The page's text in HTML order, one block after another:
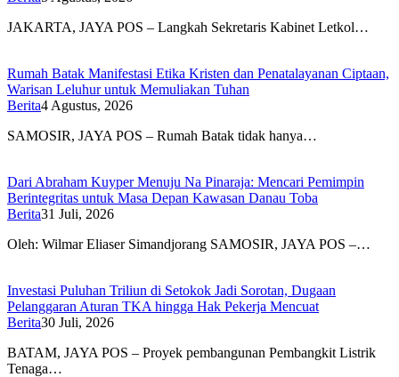
JAKARTA, JAYA POS – Langkah Sekretaris Kabinet Letkol…
Rumah Batak Manifestasi Etika Kristen dan Penatalayanan Ciptaan,
Warisan Leluhur untuk Memuliakan Tuhan
Berita4 Agustus, 2026
SAMOSIR, JAYA POS – Rumah Batak tidak hanya…
Dari Abraham Kuyper Menuju Na Pinaraja: Mencari Pemimpin
Berintegritas untuk Masa Depan Kawasan Danau Toba
Berita31 Juli, 2026
Oleh: Wilmar Eliaser Simandjorang SAMOSIR, JAYA POS –…
Investasi Puluhan Triliun di Setokok Jadi Sorotan, Dugaan
Pelanggaran Aturan TKA hingga Hak Pekerja Mencuat
Berita30 Juli, 2026
BATAM, JAYA POS – Proyek pembangunan Pembangkit Listrik
Tenaga…